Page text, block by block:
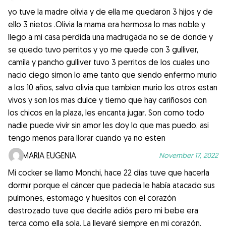
yo tuve la madre olivia y de ella me quedaron 3 hijos y de
ello 3 nietos .Olivia la mama era hermosa lo mas noble y
llego a mi casa perdida una madrugada no se de donde y
se quedo tuvo perritos y yo me quede con 3 gulliver,
camila y pancho gulliver tuvo 3 perritos de los cuales uno
nacio ciego simon lo ame tanto que siendo enfermo murio
a los 10 años, salvo olivia que tambien murio los otros estan
vivos y son los mas dulce y tierno que hay cariñosos con
los chicos en la plaza, les encanta jugar. Son como todo
nadie puede vivir sin amor les doy lo que mas puedo, asi
tengo menos para llorar cuando ya no esten
MARIA EUGENIA
November 17, 2022
Mi cocker se llamo Monchi, hace 22 días tuve que hacerla
dormir porque el cáncer que padecía le había atacado sus
pulmones, estomago y huesitos con el corazón
destrozado tuve que decirle adiós pero mi bebe era
terca como ella sola. La llevaré siempre en mi corazón.